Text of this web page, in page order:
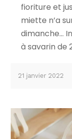
fioriture et
miette n’a
dimanche…
à savarin de
21 janvier 2022